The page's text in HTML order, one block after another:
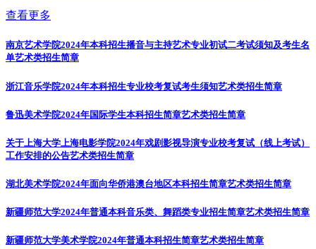
查看更多
南京艺术学院2024年本科招生播音与主持艺术专业初试二考试须知及考生名
单艺术类招生简章
浙江音乐学院2024年本科招生专业校考复试考生须知艺术类招生简章
鲁迅美术学院2024年国际学生本科招生简章艺术类招生简章
关于上海大学上海电影学院2024年戏剧影视导演专业校考复试（线上考试）
工作安排的公告艺术类招生简章
湖北美术学院2024年面向华侨港澳台地区本科招生简章艺术类招生简章
新疆师范大学2024年普通本科音乐类、舞蹈类专业招生简章艺术类招生简章
新疆师范大学美术学院2024年普通本科招生简章艺术类招生简章